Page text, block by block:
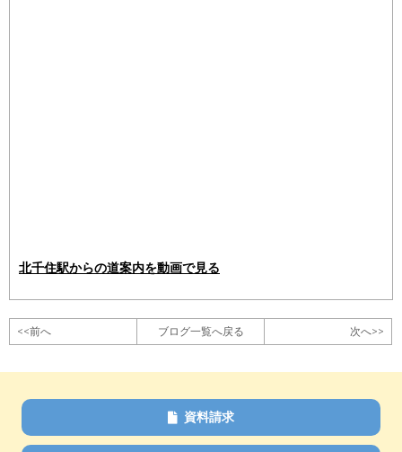
北千住駅からの道案内を動画で見る
<<前へ ブログ一覧へ戻る 次へ>>
資料請求